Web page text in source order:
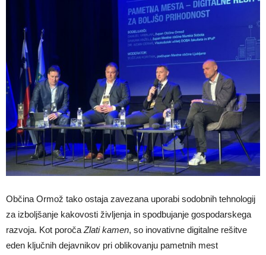
Občina Ormož tako ostaja zavezana uporabi sodobnih tehnologij
za izboljšanje kakovosti življenja in spodbujanje gospodarskega
razvoja. Kot poroča Zlati kamen, so inovativne digitalne rešitve
eden ključnih dejavnikov pri oblikovanju pametnih mest